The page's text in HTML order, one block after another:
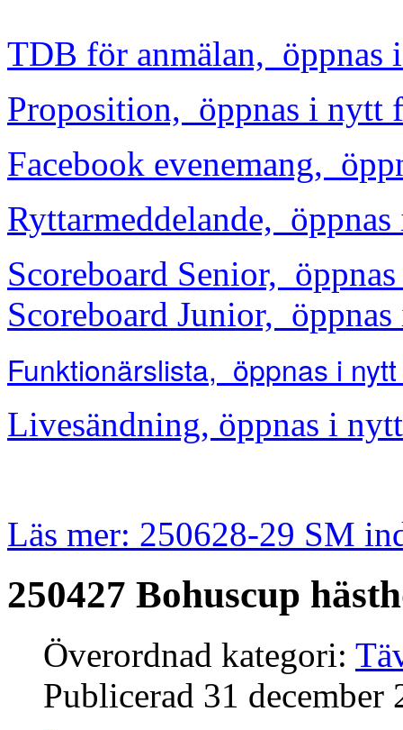
TDB för anmälan, öppnas
Proposition, öppnas i nytt
Facebook evenemang,
Ryttarmeddelande,
Scoreboard Senior,
Scoreboard Junior,
Funktionärslista, öppnas i
Livesändning, öppnas i
Läs mer: 250628-29 SM
250427 Bohuscup
Överordnad kategori:
Publicerad 31 december